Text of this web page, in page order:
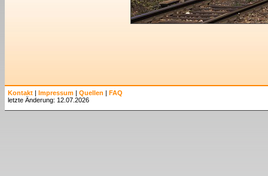
Kontakt | Impressum | Quellen | FAQ
letzte Änderung: 12.07.2026